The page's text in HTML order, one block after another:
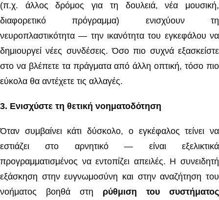
(π.χ. άλλος δρόμος για τη δουλειά, νέα μουσική,
διαφορετικό πρόγραμμα) ενισχύουν τη
νευροπλαστικότητα — την ικανότητα του εγκεφάλου να
δημιουργεί νέες συνδέσεις. Όσο πιο συχνά εξασκείστε
στο να βλέπετε τα πράγματα από άλλη οπτική, τόσο πιο
εύκολα θα αντέχετε τις αλλαγές.
3️. Ενισχύστε τη θετική νοηματοδότηση
Όταν συμβαίνει κάτι δύσκολο, ο εγκέφαλος τείνει να
εστιάζει στο αρνητικό — είναι εξελικτικά
προγραμματισμένος να εντοπίζει απειλές. Η συνειδητή
εξάσκηση στην ευγνωμοσύνη και στην αναζήτηση του
νοήματος βοηθά στη ρύθμιση του συστήματος